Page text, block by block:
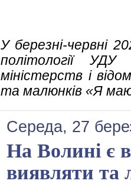
У березні-червні
політології
міністерств і
та малюнків «Я
Середа, 27
На Волині є
виявляти та